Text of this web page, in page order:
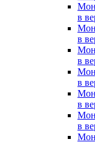
в
в
в
в
в
в